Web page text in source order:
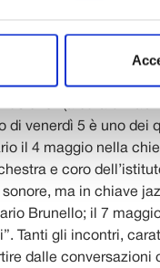
e ritrovati grazie
effettuato dal Centro
presidente
del Giglio, dalla
(a cura di
di venerdì 5 è uno dei
il 4 maggio nella
e coro
ma in chiave
Brunello; il 7
Tanti gli incontri,
dalle conversazioni